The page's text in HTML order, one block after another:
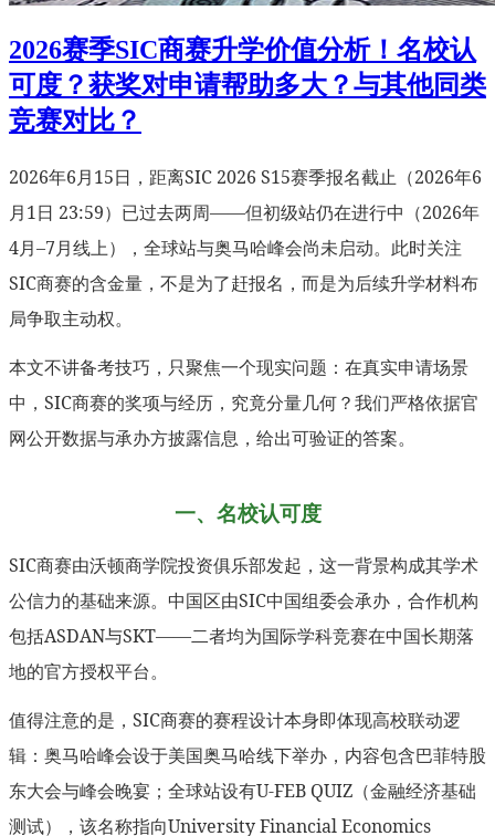
2026赛季SIC商赛升学价值分析！名校认
可度？获奖对申请帮助多大？与其他同类
竞赛对比？
2026年6月15日，距离SIC 2026 S15赛季报名截止（2026年6
月1日 23:59）已过去两周——但初级站仍在进行中（2026年
4月–7月线上），全球站与奥马哈峰会尚未启动。此时关注
SIC商赛的含金量，不是为了赶报名，而是为后续升学材料布
局争取主动权。
本文不讲备考技巧，只聚焦一个现实问题：在真实申请场景
中，SIC商赛的奖项与经历，究竟分量几何？我们严格依据官
网公开数据与承办方披露信息，给出可验证的答案。
一、名校认可度
SIC商赛由沃顿商学院投资俱乐部发起，这一背景构成其学术
公信力的基础来源。中国区由SIC中国组委会承办，合作机构
包括ASDAN与SKT——二者均为国际学科竞赛在中国长期落
地的官方授权平台。
值得注意的是，SIC商赛的赛程设计本身即体现高校联动逻
辑：奥马哈峰会设于美国奥马哈线下举办，内容包含巴菲特股
东大会与峰会晚宴；全球站设有U-FEB QUIZ（金融经济基础
测试），该名称指向University Financial Economics